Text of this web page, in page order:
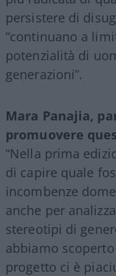
persistere di
“continuano a
potenzialità di
generazioni”.
Mara Panajia,
promuovere
“Nella prima
di capire quale
incombenze
anche per
stereotipi di
abbiamo
progetto ci è